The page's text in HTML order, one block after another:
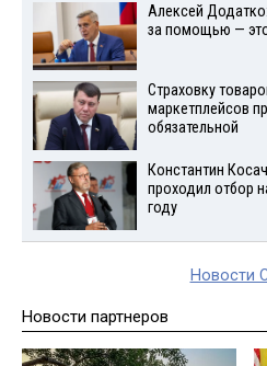
Алексей
за помощью —
Страховку
маркетплейсов
обязательной
Константин
проходил отбор
году
Новости
Новости партнеров